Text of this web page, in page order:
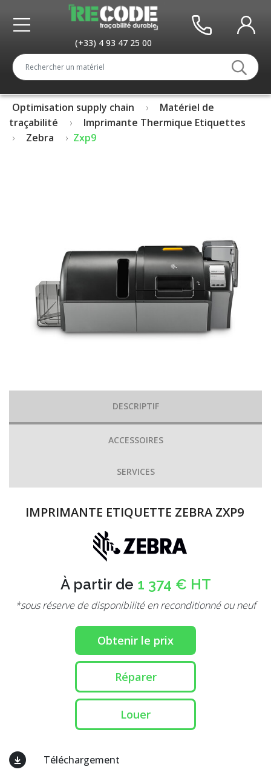
(+33) 4 93 47 25 00
Optimisation supply chain
Matériel de
traçabilité
Imprimante Thermique Etiquettes
Zebra
Zxp9
DESCRIPTIF
ACCESSOIRES
SERVICES
IMPRIMANTE ETIQUETTE ZEBRA ZXP9
À partir de 1 374 € HT
*sous réserve de disponibilité en reconditionné ou neuf
Obtenir le prix
Réparer
Louer
Téléchargement